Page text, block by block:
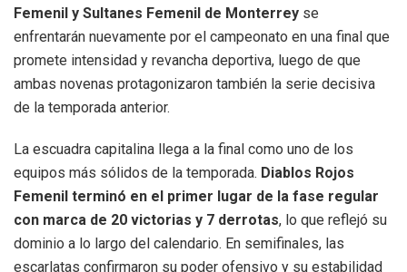
Femenil y Sultanes Femenil de Monterrey se
enfrentarán nuevamente por el campeonato en una final que
promete intensidad y revancha deportiva, luego de que
ambas novenas protagonizaron también la serie decisiva
de la temporada anterior.
La escuadra capitalina llega a la final como uno de los
equipos más sólidos de la temporada. Diablos Rojos
Femenil terminó en el primer lugar de la fase regular
con marca de 20 victorias y 7 derrotas, lo que reflejó su
dominio a lo largo del calendario. En semifinales, las
escarlatas confirmaron su poder ofensivo y su estabilidad